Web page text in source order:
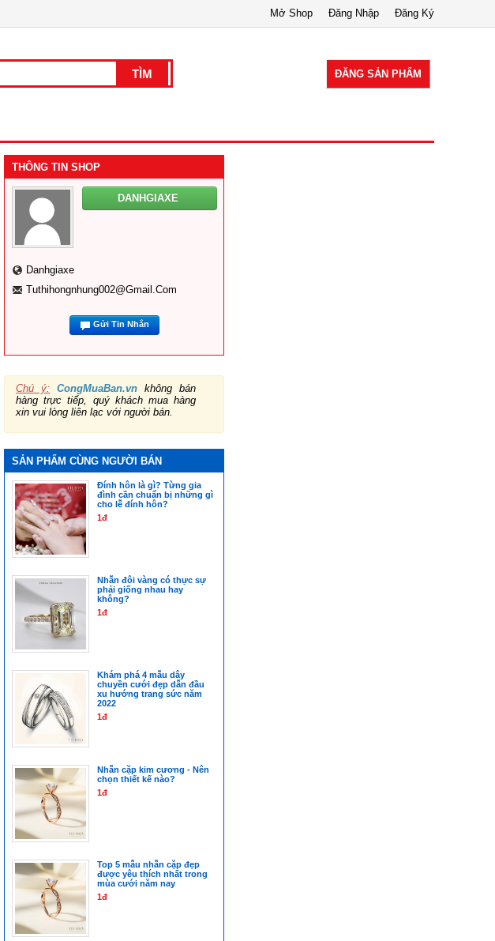
Đăng Ký
Đăng Nhập
Mở Shop
ĐĂNG SẢN PHẨM
THÔNG TIN SHOP
DANHGIAXE
Danhgiaxe
Tuthihongnhung002@gmail.com
Gửi Tin Nhắn
Chú ý: CongMuaBan.vn không bán
hàng trực tiếp, quý khách mua hàng
xin vui lòng liên lạc với người bán.
SẢN PHẨM CÙNG NGƯỜI BÁN
Đính hôn là gì? Từng gia
đình cần chuẩn bị những gì
cho lễ đính hôn?
1đ
Nhẫn đôi vàng có thực sự
phải giống nhau hay
không?
1đ
Khám phá 4 mẫu dây
chuyền cưới đẹp dẫn đầu
xu hướng trang sức năm
2022
1đ
Nhẫn cặp kim cương - Nên
chọn thiết kế nào?
1đ
Top 5 mẫu nhẫn cặp đẹp
được yêu thích nhất trong
mùa cưới năm nay
1đ